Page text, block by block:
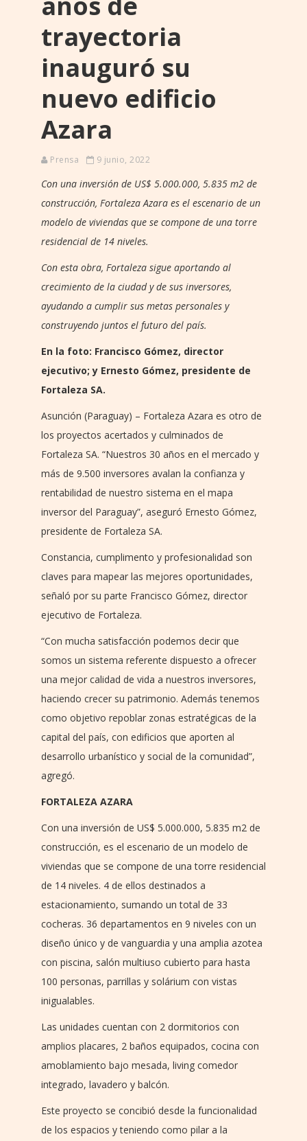
trayectoria
inauguró su
nuevo edificio
Azara
Prensa 9 junio, 2022
Con una inversión de US$ 5.000.000, 5.835 m2 de
construcción, Fortaleza Azara es el escenario de un
modelo de viviendas que se compone de una torre
residencial de 14 niveles.
Con esta obra, Fortaleza sigue aportando al
crecimiento de la ciudad y de sus inversores,
ayudando a cumplir sus metas personales y
construyendo juntos el futuro del país.
En la foto: Francisco Gómez, director
ejecutivo; y Ernesto Gómez, presidente de
Fortaleza SA.
Asunción (Paraguay) – Fortaleza Azara es otro de
los proyectos acertados y culminados de
Fortaleza SA. “Nuestros 30 años en el mercado y
más de 9.500 inversores avalan la confianza y
rentabilidad de nuestro sistema en el mapa
inversor del Paraguay”, aseguró Ernesto Gómez,
presidente de Fortaleza SA.
Constancia, cumplimento y profesionalidad son
claves para mapear las mejores oportunidades,
señaló por su parte Francisco Gómez, director
ejecutivo de Fortaleza.
“Con mucha satisfacción podemos decir que
somos un sistema referente dispuesto a ofrecer
una mejor calidad de vida a nuestros inversores,
haciendo crecer su patrimonio. Además tenemos
como objetivo repoblar zonas estratégicas de la
capital del país, con edificios que aporten al
desarrollo urbanístico y social de la comunidad”,
agregó.
FORTALEZA AZARA
Con una inversión de US$ 5.000.000, 5.835 m2 de
construcción, es el escenario de un modelo de
viviendas que se compone de una torre residencial
de 14 niveles. 4 de ellos destinados a
estacionamiento, sumando un total de 33
cocheras. 36 departamentos en 9 niveles con un
diseño único y de vanguardia y una amplia azotea
con piscina, salón multiuso cubierto para hasta
100 personas, parrillas y solárium con vistas
inigualables.
Las unidades cuentan con 2 dormitorios con
amplios placares, 2 baños equipados, cocina con
amoblamiento bajo mesada, living comedor
integrado, lavadero y balcón.
Este proyecto se concibió desde la funcionalidad
de los espacios y teniendo como pilar a la